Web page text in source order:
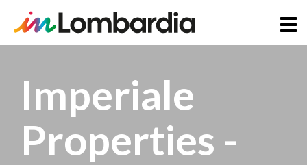
contentImperiale
Properties -